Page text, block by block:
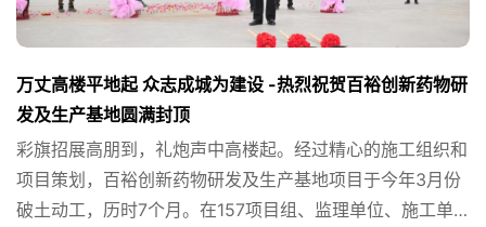
万丈高楼平地起 众志成城为建设 -热烈祝贺百裕创新药物研
发及生产基地圆满封顶
彩旗招展高朋到，礼炮声中高楼起。经过精心的施工组织和
项目策划，百裕创新药物研发及生产基地项目于今年3月份
破土动工，历时7个月。在157项目组、监理单位、施工单